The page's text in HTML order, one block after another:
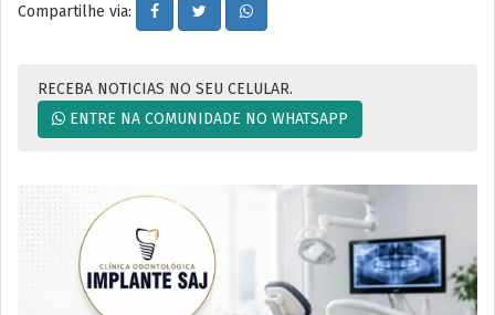
Compartilhe via:
RECEBA NOTICIAS NO SEU CELULAR.
ENTRE NA COMUNIDADE NO WHATSAPP